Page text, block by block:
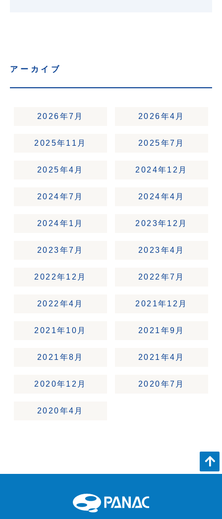
アーカイブ
2026年7月 2026年4月
2025年11月 2025年7月
2025年4月 2024年12月
2024年7月 2024年4月
2024年1月 2023年12月
2023年7月 2023年4月
2022年12月 2022年7月
2022年4月 2021年12月
2021年10月 2021年9月
2021年8月 2021年4月
2020年12月 2020年7月
2020年4月